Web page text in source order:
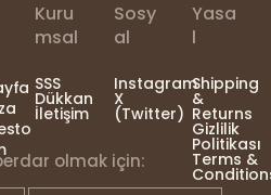
Kuru
msal
SSS
Dükkan
İletişim
Sosy
al
Instagram
X
(Twitter)
Yasa
l
Shipping
&
Returns
Gizlilik
Politikası
Terms &
olmak için: